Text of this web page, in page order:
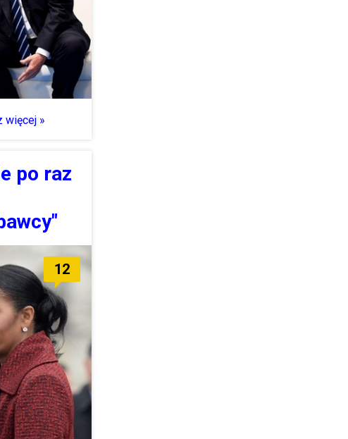
więcej »
po raz
12